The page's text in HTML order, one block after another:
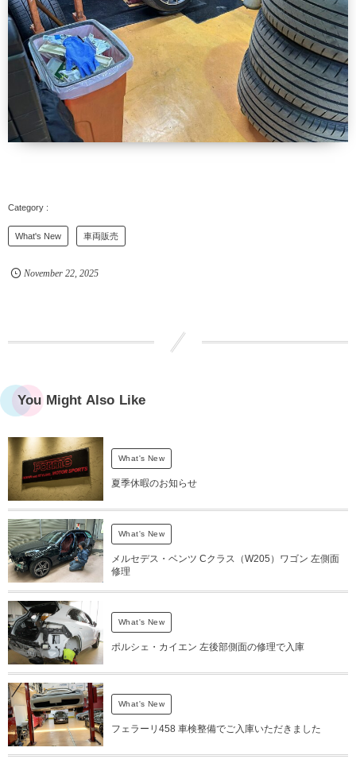
What's New 車両販売
November 22, 2025
You Might Also Like
What's New
夏季休暇のお知らせ
What's New
メルセデス・ベンツ Cクラス（W205）ワゴン 左側面
修理
What's New
ポルシェ・カイエン 左後部側面の修理で入庫
What's New
フェラーリ458 車検整備でご入庫いただきました